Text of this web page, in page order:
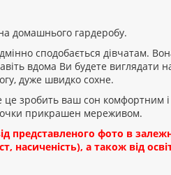
домашнього гардеробу.
сподобається дівчатам.
вдома Ви будете виглядати
дуже швидко сохне.
це зробить ваш сон комфортним і
прикрашен мереживом.
представленого фото в
насиченість), а також від